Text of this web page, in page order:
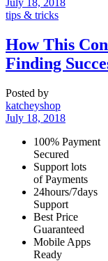
July 18, 2018
tips & tricks
How This
Finding
Posted by
katcheyshop
July 18, 2018
100% Payment
Secured
Support lots
of Payments
24hours/7days
Support
Best Price
Guaranteed
Mobile Apps
Ready